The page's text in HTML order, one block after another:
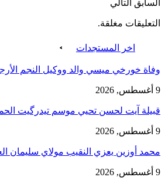
السابق التالي
التعليقات مغلقة.
اخر المستجدات
وفاة خورخي ميسي والد ووكيل النجم
9 أغسطس, 2026
قبيلة آيت لحسن تحيي موسم تيدرگيت
9 أغسطس, 2026
محمد أوزين يعزي النقيب مولاي سليمان
9 أغسطس, 2026